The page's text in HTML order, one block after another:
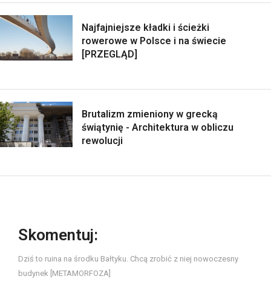
Najfajniejsze kładki i ścieżki
rowerowe w Polsce i na świecie
[PRZEGLĄD]
Brutalizm zmieniony w grecką
świątynię - Architektura w obliczu
rewolucji
Skomentuj:
Dziś to ruina na środku Bałtyku. Chcą zrobić z niej nowoczesny
budynek [METAMORFOZA]